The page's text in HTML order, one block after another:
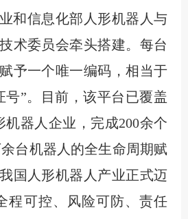
和信息化部人形机器人与
术委员会牵头搭建。每台
予一个唯一编码，相当于
号”。目前，该平台已覆盖
机器人企业，完成200余个
台机器人的全生命周期赋
国人形机器人产业正式迈
程可控、风险可防、责任